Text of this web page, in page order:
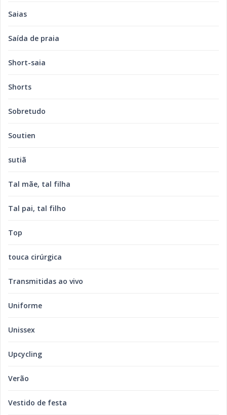
Saias
Saída de praia
Short-saia
Shorts
Sobretudo
Soutien
sutiã
Tal mãe, tal filha
Tal pai, tal filho
Top
touca cirúrgica
Transmitidas ao vivo
Uniforme
Unissex
Upcycling
Verão
Vestido de festa